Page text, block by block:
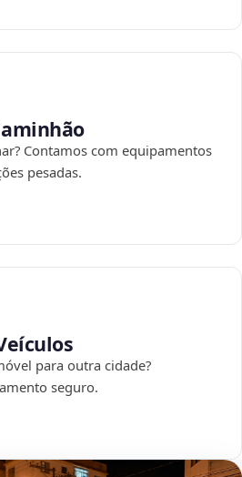
Contamos com equipamentos
pesadas.
para outra cidade?
seguro.